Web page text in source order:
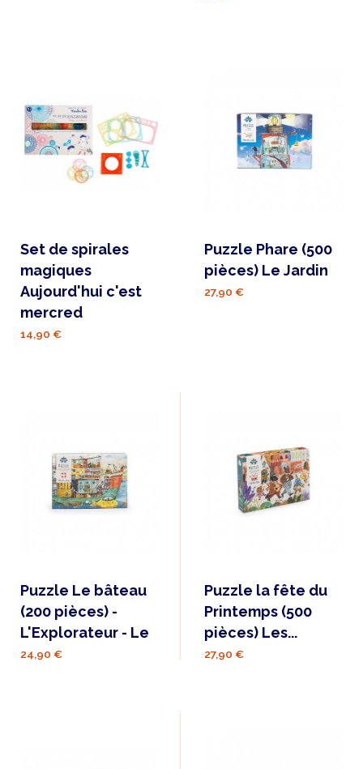
Set de spirales
magiques
Aujourd'hui c'est
mercred
14,90 €
Puzzle Phare (500
pièces) Le Jardin
27,90 €
Puzzle Le bâteau
(200 pièces) -
L'Explorateur - Le
24,90 €
Puzzle la fête du
Printemps (500
pièces) Les...
27,90 €